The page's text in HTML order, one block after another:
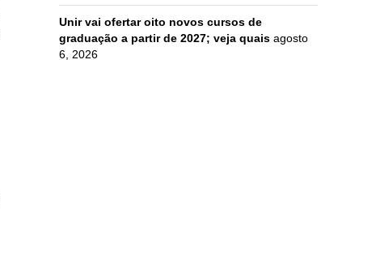
Unir vai ofertar oito novos cursos de
graduação a partir de 2027; veja quais agosto
6, 2026